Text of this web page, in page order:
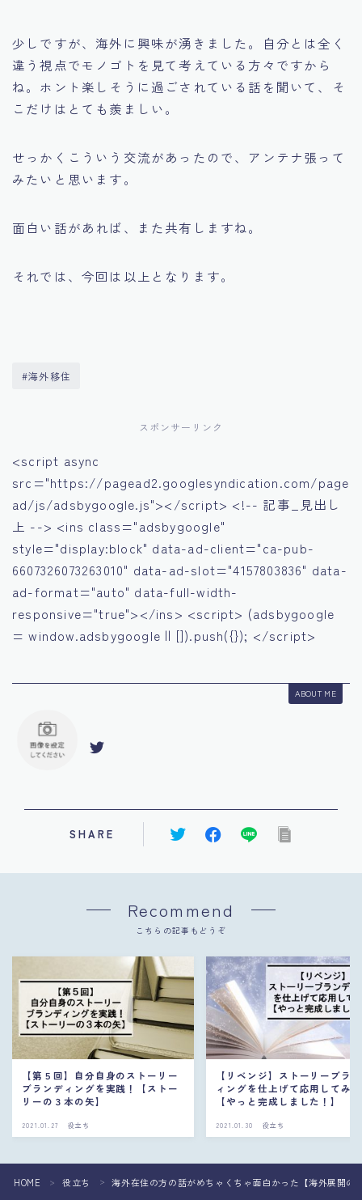
少しですが、海外に興味が湧きました。自分とは全く
違う視点でモノゴトを見て考えている方々ですから
ね。ホント楽しそうに過ごされている話を聞いて、そ
こだけはとても羨ましい。
せっかくこういう交流があったので、アンテナ張って
みたいと思います。
面白い話があれば、また共有しますね。
それでは、今回は以上となります。
#海外移住
スポンサーリンク
<script async
src="https://pagead2.googlesyndication.com/page
ad/js/adsbygoogle.js"></script> <!-- 記事_見出し
上 --> <ins class="adsbygoogle"
style="display:block" data-ad-client="ca-pub-
6607326073263010" data-ad-slot="4157803836" data-
ad-format="auto" data-full-width-
responsive="true"></ins> <script> (adsbygoogle
= window.adsbygoogle || []).push({}); </script>
ABOUT ME
SHARE
Recommend
こちらの記事もどうぞ
【第５回】自分自身のストーリー
ブランディングを実践！【ストー
リーの３本の矢】
2021.01.27 役立ち
【リベンジ】ストーリーブラ
ィングを仕上げて応用してみる
【やっと完成しました！】
2021.01.30 役立ち
HOME ＞ 役立ち ＞ 海外在住の方の話がめちゃくちゃ面白かった【海外展開の